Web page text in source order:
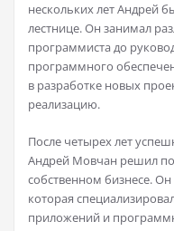
нескольких лет Андрей
лестнице. Он занимал
программиста до
программного
в разработке новых
реализацию.
После четырех лет
Андрей Мовчан решил
собственном бизнесе.
которая
приложений и